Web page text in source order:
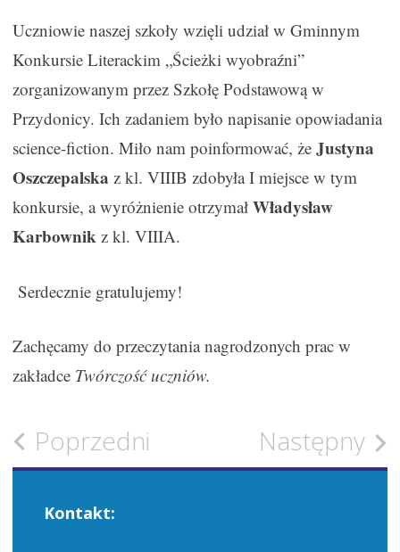
Uczniowie naszej szkoły wzięli udział w Gminnym
Konkursie Literackim „Ścieżki wyobraźni”
zorganizowanym przez Szkołę Podstawową w
Przydonicy. Ich zadaniem było napisanie opowiadania
science-fiction. Miło nam poinformować, że Justyna
Oszczepalska z kl. VIIIB zdobyła I miejsce w tym
konkursie, a wyróżnienie otrzymał Władysław
Karbownik z kl. VIIIA.
Serdecznie gratulujemy!
Zachęcamy do przeczytania nagrodzonych prac w
zakładceTwórczość uczniów.
Zobacz
wpisy
Poprzedni Następny
Kontakt: